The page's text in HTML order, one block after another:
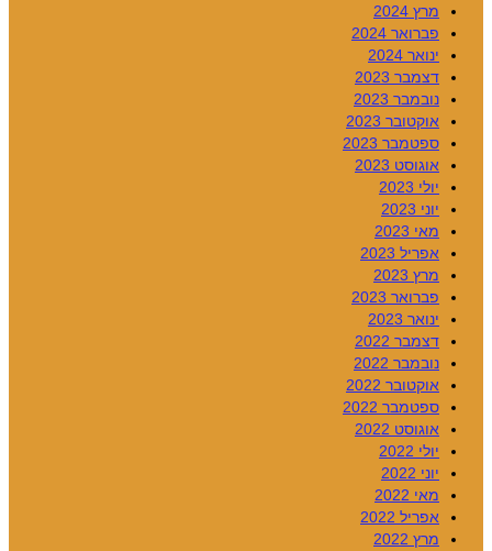
מרץ 2024
פברואר 2024
ינואר 2024
דצמבר 2023
נובמבר 2023
אוקטובר 2023
ספטמבר 2023
אוגוסט 2023
יולי 2023
יוני 2023
מאי 2023
אפריל 2023
מרץ 2023
פברואר 2023
ינואר 2023
דצמבר 2022
נובמבר 2022
אוקטובר 2022
ספטמבר 2022
אוגוסט 2022
יולי 2022
יוני 2022
מאי 2022
אפריל 2022
מרץ 2022